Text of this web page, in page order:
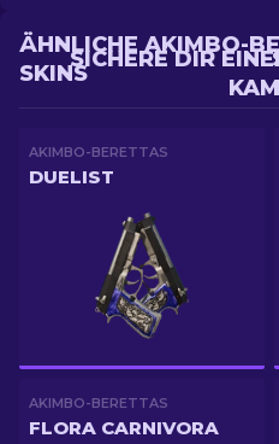
SICHERE DIR
ÄHNLICHE AKIMBO-
SKINS
AKIMBO-BERETTAS
DUELIST
AKIMBO-BERETTAS
FLORA CARNIVORA